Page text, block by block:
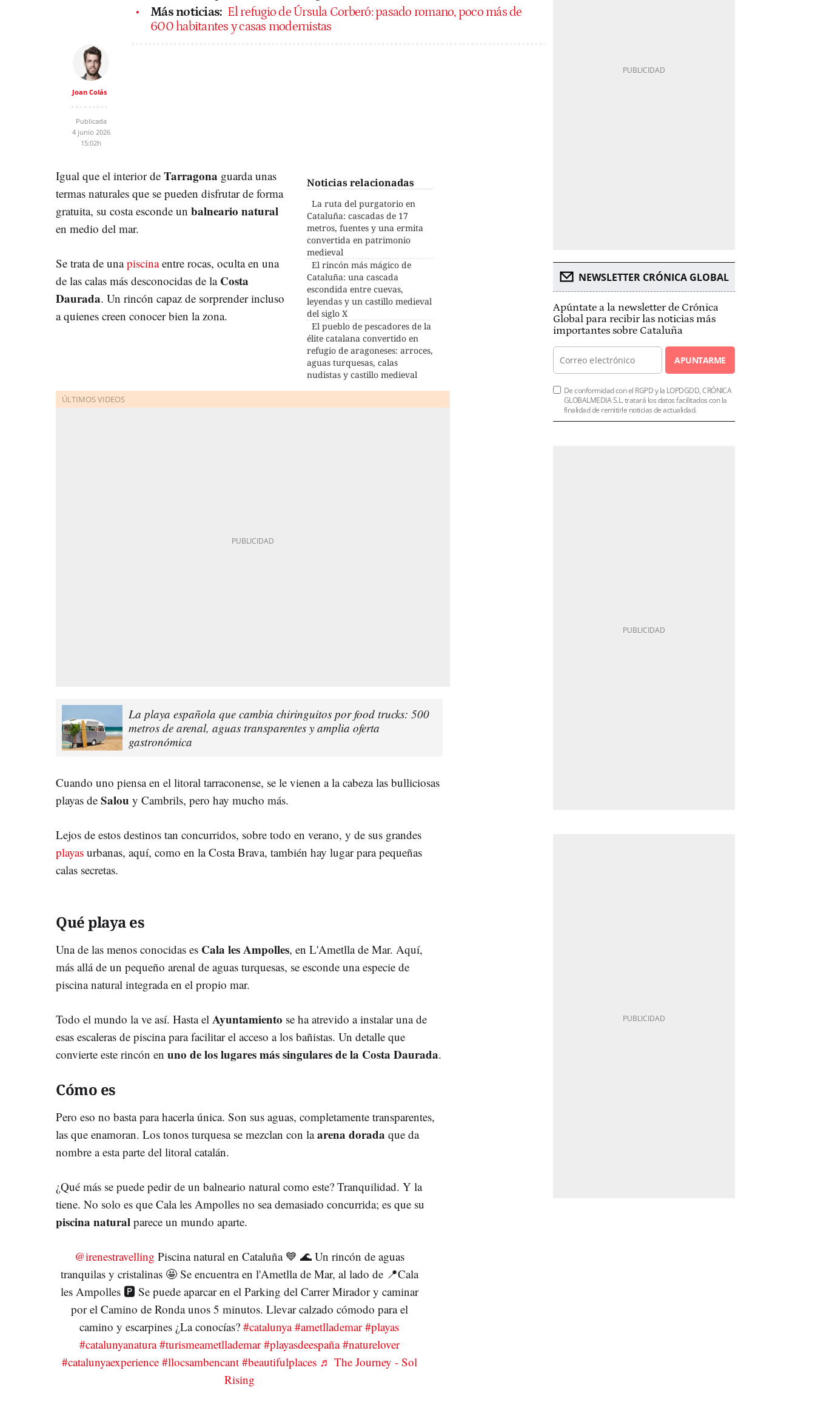
Más noticias: El refugio de Úrsula Corberó: pasado romano, poco más de
600 habitantes y casas modernistas
Joan Colás
Publicada
4 junio 2026
15:02h
Noticias relacionadas
La ruta del purgatorio en
Cataluña: cascadas de 17
metros, fuentes y una ermita
convertida en patrimonio
medieval
El rincón más mágico de
Cataluña: una cascada
escondida entre cuevas,
leyendas y un castillo medieval
del siglo X
El pueblo de pescadores de la
élite catalana convertido en
refugio de aragoneses: arroces,
aguas turquesas, calas
nudistas y castillo medieval
Igual que el interior de Tarragona guarda unas
termas naturales que se pueden disfrutar de forma
gratuita, su costa esconde un balneario natural
en medio del mar.
Se trata de unapiscinaentre rocas, oculta en una
de las calas más desconocidas de la Costa
Daurada. Un rincón capaz de sorprender incluso
a quienes creen conocer bien la zona.
La playa española que cambia chiringuitos por food trucks: 500
metros de arenal, aguas transparentes y amplia oferta
gastronómica
Cuando uno piensa en el litoral tarraconense, se le vienen a la cabeza las bulliciosas
playas de Salou y Cambrils, pero hay mucho más.
Lejos de estos destinos tan concurridos, sobre todo en verano, y de sus grandes
playas urbanas, aquí, como en la Costa Brava, también hay lugar para pequeñas
calas secretas.
Qué playa es
Una de las menos conocidas es Cala les Ampolles, en L'Ametlla de Mar. Aquí,
más allá de un pequeño arenal de aguas turquesas, se esconde una especie de
piscina natural integrada en el propio mar.
Todo el mundo la ve así. Hasta el Ayuntamiento se ha atrevido a instalar una de
esas escaleras de piscina para facilitar el acceso a los bañistas. Un detalle que
convierte este rincón en uno de los lugares más singulares de la Costa Daurada.
Cómo es
Pero eso no basta para hacerla única. Son sus aguas, completamente transparentes,
las que enamoran. Los tonos turquesa se mezclan con laarena dorada que da
nombre a esta parte del litoral catalán.
¿Qué más se puede pedir de un balneario natural como este? Tranquilidad. Y la
tiene. No solo es que Cala les Ampolles no sea demasiado concurrida; es que su
piscina natural parece un mundo aparte.
@irenestravelling Piscina natural en Cataluña 💙 🌊 Un rincón de aguas
tranquilas y cristalinas 🤩 Se encuentra en l'Ametlla de Mar, al lado de 📍Cala
les Ampolles 🅿️ Se puede aparcar en el Parking del Carrer Mirador y caminar
por el Camino de Ronda unos 5 minutos. Llevar calzado cómodo para el
camino y escarpines ¿La conocías? #catalunya #ametllademar #playas
#catalunyanatura #turismeametllademar #playasdeespaña #naturelover
#catalunyaexperience #llocsambencant #beautifulplaces ♬ The Journey - Sol
Rising
NEWSLETTER CRÓNICA GLOBAL
Apúntate a la newsletter de Crónica
Global para recibir las noticias más
importantes sobre Cataluña
APUNTARME
De conformidad con el RGPD y la LOPDGDD, CRÓNICA
GLOBALMEDIA S.L. tratará los datos facilitados con la
finalidad de remitirle noticias de actualidad.